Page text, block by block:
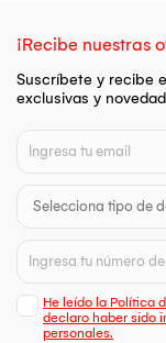
¡Recibe nuestras
Suscríbete y recibe
exclusivas y
He leído la Política
declaro haber sido
personales.